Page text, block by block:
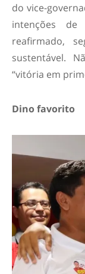
do vice-
intenções
reafirmado,
sustentável.
“vitória em
Dino favorito